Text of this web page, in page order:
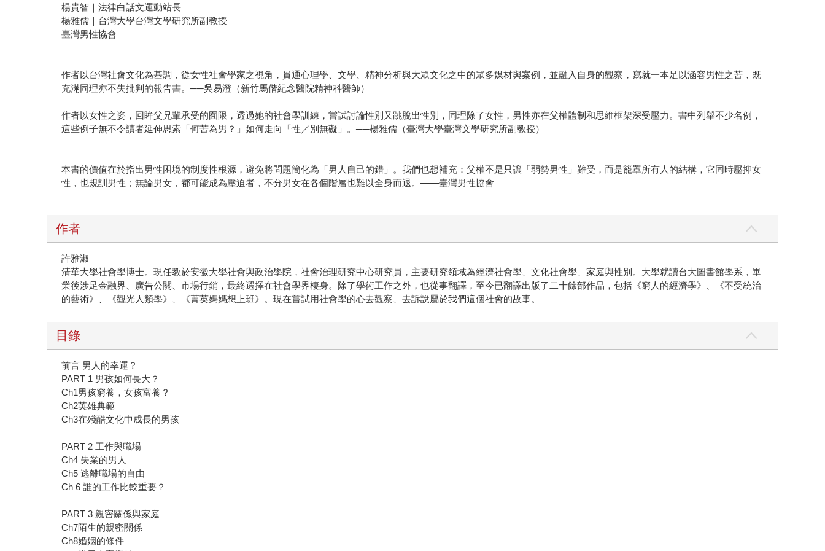
楊貴智｜法律白話文運動站長
楊雅儒｜台灣大學台灣文學研究所副教授
臺灣男性協會
作者以台灣社會文化為基調，從女性社會學家之視角，貫通心理學、文學、精神分析與大眾文化之中的眾多媒材與案例，並融入自身的觀察，寫就一本足以涵容男性之苦，既
充滿同理亦不失批判的報告書。──吳易澄（新竹馬偕紀念醫院精神科醫師）
作者以女性之姿，回眸父兄輩承受的囿限，透過她的社會學訓練，嘗試討論性別又跳脫出性別，同理除了女性，男性亦在父權體制和思維框架深受壓力。書中列舉不少名例，
這些例子無不令讀者延伸思索「何苦為男？」如何走向「性／別無礙」。──楊雅儒（臺灣大學臺灣文學研究所副教授）
本書的價值在於指出男性困境的制度性根源，避免將問題簡化為「男人自己的錯」。我們也想補充：父權不是只讓「弱勢男性」難受，而是籠罩所有人的結構，它同時壓抑女
性，也規訓男性；無論男女，都可能成為壓迫者，不分男女在各個階層也難以全身而退。——臺灣男性協會
作者
許雅淑
清華大學社會學博士。現任教於安徽大學社會與政治學院，社會治理研究中心研究員，主要研究領域為經濟社會學、文化社會學、家庭與性別。大學就讀台大圖書館學系，畢
業後涉足金融界、廣告公關、市場行銷，最終選擇在社會學界棲身。除了學術工作之外，也從事翻譯，至今已翻譯出版了二十餘部作品，包括《窮人的經濟學》、《不受統治
的藝術》、《觀光人類學》、《菁英媽媽想上班》。現在嘗試用社會學的心去觀察、去訴說屬於我們這個社會的故事。
目錄
前言 男人的幸運？
PART 1 男孩如何長大？
Ch1男孩窮養，女孩富養？
Ch2英雄典範
Ch3在殘酷文化中成長的男孩
PART 2 工作與職場
Ch4 失業的男人
Ch5 逃離職場的自由
Ch 6 誰的工作比較重要？
PART 3 親密關係與家庭
Ch7陌生的親密關係
Ch8婚姻的條件